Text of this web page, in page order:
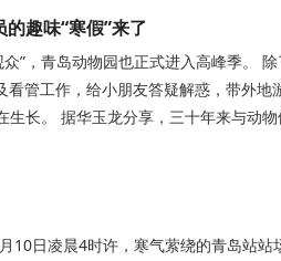
趣味“寒假”来了
”，青岛动物园也正式进入高峰季。 除
管工作，给小朋友答疑解惑，带外地
生长。 据华玉龙分享，三十年来与动
10日凌晨4时许，寒气萦绕的青岛站站